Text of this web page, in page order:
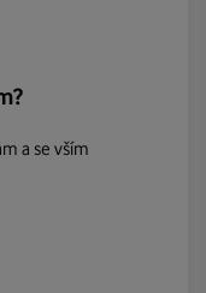
a se vším